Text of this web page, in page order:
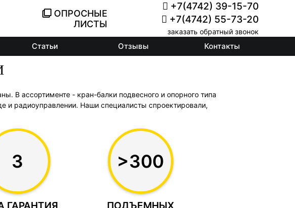
ОПРОСНЫЕ
ЛИСТЫ
+7(4742) 39-15-70
+7(4742) 55-73-20
заказать обратный звонок
Статьи Отзывы Контакты
В ассортименте - кран-балки подвесного и опорного типа
и радиоуправлении. Наши специалисты спроектировали,
3
ГАРАНТИЯ
>300
ПОДЪЕМНЫХ